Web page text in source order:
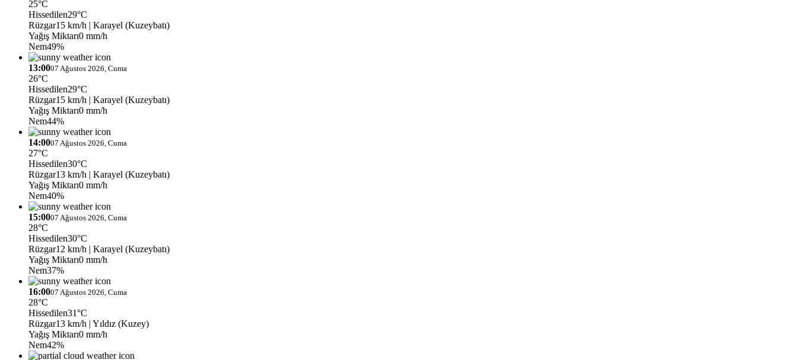
25°C
Hissedilen29°C
Rüzgar15 km/h | Karayel (Kuzeybatı)
Yağış Miktarı0 mm/h
Nem49%
13:0007 Ağustos 2026, Cuma
26°C
Hissedilen29°C
Rüzgar15 km/h | Karayel (Kuzeybatı)
Yağış Miktarı0 mm/h
Nem44%
14:0007 Ağustos 2026, Cuma
27°C
Hissedilen30°C
Rüzgar13 km/h | Karayel (Kuzeybatı)
Yağış Miktarı0 mm/h
Nem40%
15:0007 Ağustos 2026, Cuma
28°C
Hissedilen30°C
Rüzgar12 km/h | Karayel (Kuzeybatı)
Yağış Miktarı0 mm/h
Nem37%
16:0007 Ağustos 2026, Cuma
28°C
Hissedilen31°C
Rüzgar13 km/h | Yıldız (Kuzey)
Yağış Miktarı0 mm/h
Nem42%